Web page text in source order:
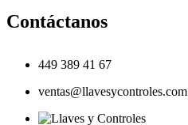
Contáctanos
449 389 41 67
ventas@llavesycontroles.com